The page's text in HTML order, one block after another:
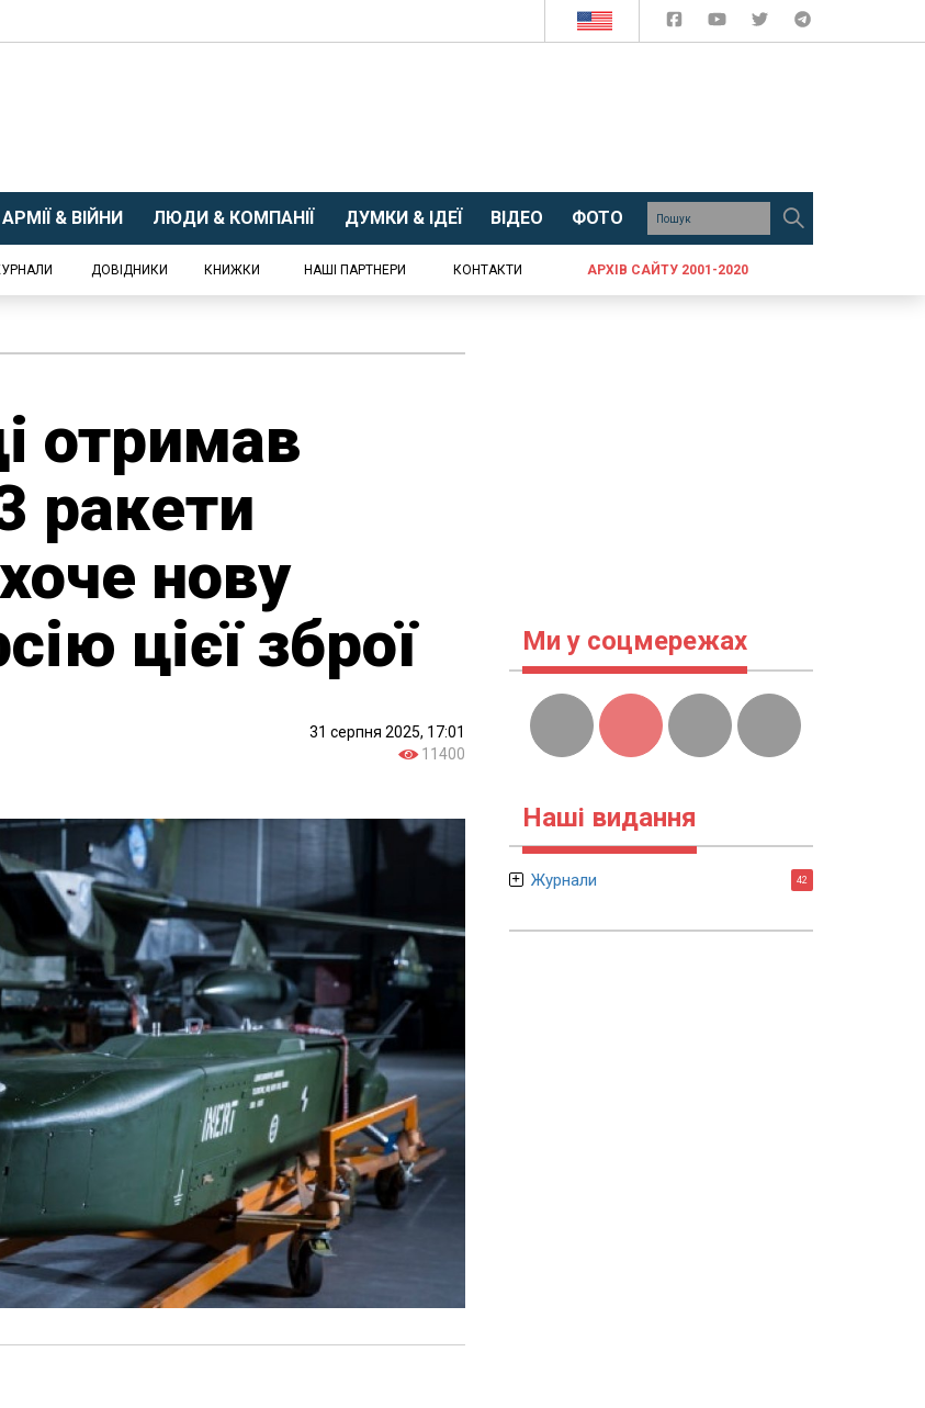
АРМІЇ & ВІЙНИ ЛЮДИ & КОМПАНІЇ ДУМКИ & ІДЕЇ ВІДЕО ФОТО
ДОВІДНИКИ КНИЖКИ НАШІ ПАРТНЕРИ КОНТАКТИ АРХІВ САЙТУ 2001-2020
отримав
ракети
нову
цієї зброї
31 серпня 2025, 17:01
11400
Ми у соцмережах
Наші видання
Журнали 42